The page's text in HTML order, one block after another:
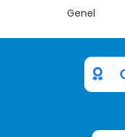
Genel